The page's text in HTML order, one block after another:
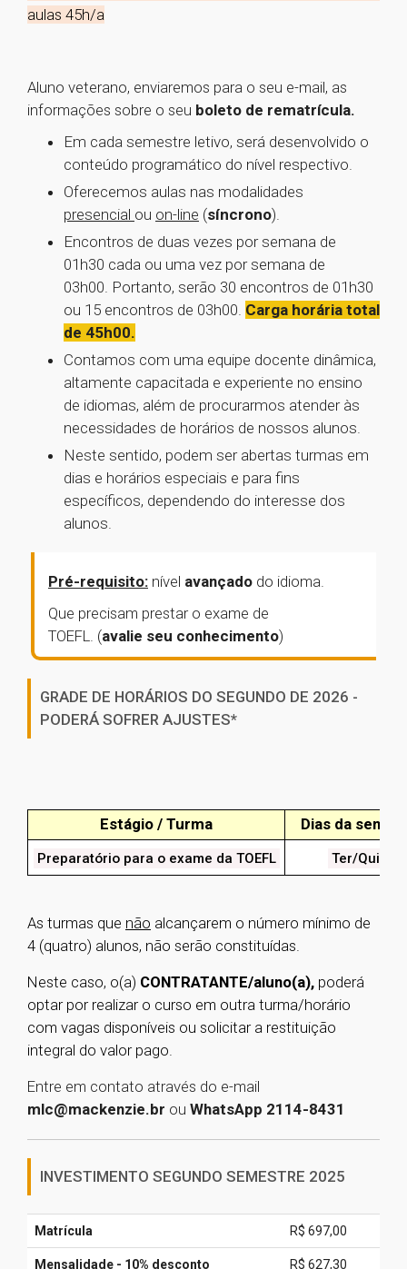
aulas 45h/a
Aluno veterano, enviaremos para o seu e-mail, as
informações sobre o seu boleto de rematrícula.
Em cada semestre letivo, será desenvolvido o
conteúdo programático do nível respectivo.
Oferecemos aulas nas modalidades
presencial ou on-line (síncrono).
Encontros de duas vezes por semana de
01h30 cada ou uma vez por semana de
03h00. Portanto, serão 30 encontros de 01h30
ou 15 encontros de 03h00. Carga horária total
de 45h00.
Contamos com uma equipe docente dinâmica,
altamente capacitada e experiente no ensino
de idiomas, além de procurarmos atender às
necessidades de horários de nossos alunos.
Neste sentido, podem ser abertas turmas em
dias e horários especiais e para fins
específicos, dependendo do interesse dos
alunos.
Pré-requisito: nível avançado do idioma.
Que precisam prestar o exame de
TOEFL. (avalie seu conhecimento)
GRADE DE HORÁRIOS DO SEGUNDO DE 2026 -
PODERÁ SOFRER AJUSTES*
Estágio / Turma Dias da
Preparatório para o exame da TOEFL Ter/Qui
As turmas que não alcançarem o número mínimo de
4 (quatro) alunos, não serão constituídas.
Neste caso, o(a) CONTRATANTE/aluno(a), poderá
optar por realizar o curso em outra turma/horário
com vagas disponíveis ou solicitar a restituição
integral do valor pago.
Entre em contato através do e-mail
mlc@mackenzie.br ou WhatsApp 2114-8431
INVESTIMENTO SEGUNDO SEMESTRE 2025
Matrícula R$ 697,00
Mensalidade - 10% desconto R$ 627,30